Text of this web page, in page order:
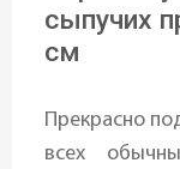
сыпучих
см
Прекрасно
всех